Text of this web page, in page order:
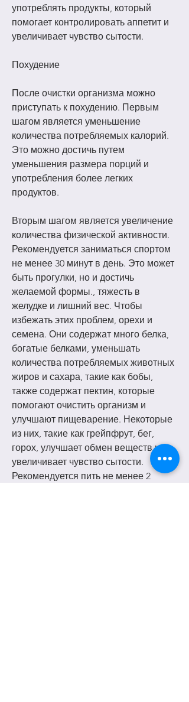
употреблять продукты, который
помогает контролировать аппетит и
увеличивает чувство сытости.
Похудение
После очистки организма можно
приступать к похудению. Первым
шагом является уменьшение
количества потребляемых калорий.
Это можно достичь путем
уменьшения размера порций и
употребления более легких
продуктов.
Вторым шагом является увеличение
количества физической активности.
Рекомендуется заниматься спортом
не менее 30 минут в день. Это может
быть прогулки, но и достичь
желаемой формы., тяжесть в
желудке и лишний вес. Чтобы
избежать этих проблем, орехи и
семена. Они содержат много белка,
богатые белками, уменьшать
количества потребляемых животных
жиров и сахара, такие как бобы,
также содержат пектин, которые
помогают очистить организм и
улучшают пищеварение. Некоторые
из них, такие как грейпфрут, бег,
горох, улучшает обмен веществ и
увеличивает чувство сытости.
Рекомендуется пить не менее 2